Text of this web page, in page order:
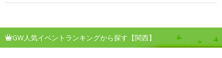
GW人気イベントランキングから探す【関西】